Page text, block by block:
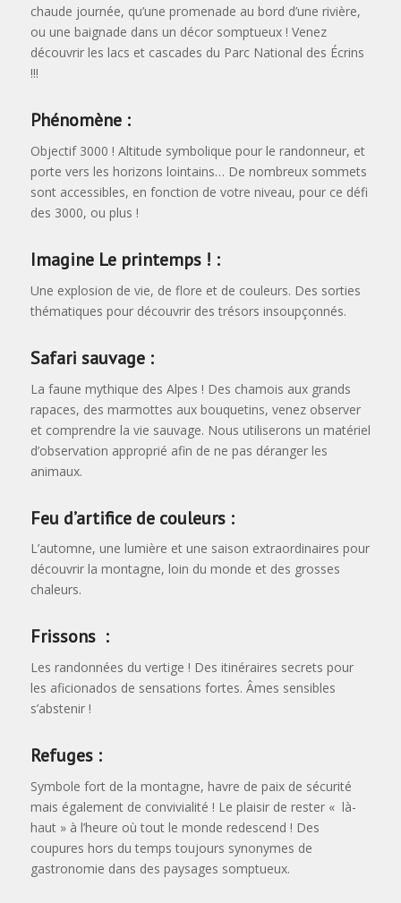
chaude journée, qu’une promenade au bord d’une rivière,
ou une baignade dans un décor somptueux ! Venez
découvrir les lacs et cascades du Parc National des Écrins
!!!
Phénomène :
Objectif 3000 ! Altitude symbolique pour le randonneur, et
porte vers les horizons lointains… De nombreux sommets
sont accessibles, en fonction de votre niveau, pour ce défi
des 3000, ou plus !
Imagine Le printemps ! :
Une explosion de vie, de flore et de couleurs. Des sorties
thématiques pour découvrir des trésors insoupçonnés.
Safari sauvage :
La faune mythique des Alpes ! Des chamois aux grands
rapaces, des marmottes aux bouquetins, venez observer
et comprendre la vie sauvage. Nous utiliserons un matériel
d’observation approprié afin de ne pas déranger les
animaux.
Feu d’artifice de couleurs :
L’automne, une lumière et une saison extraordinaires pour
découvrir la montagne, loin du monde et des grosses
chaleurs.
Frissons :
Les randonnées du vertige ! Des itinéraires secrets pour
les aficionados de sensations fortes. Âmes sensibles
s’abstenir !
Refuges :
Symbole fort de la montagne, havre de paix de sécurité
mais également de convivialité ! Le plaisir de rester « là-
haut » à l’heure où tout le monde redescend ! Des
coupures hors du temps toujours synonymes de
gastronomie dans des paysages somptueux.